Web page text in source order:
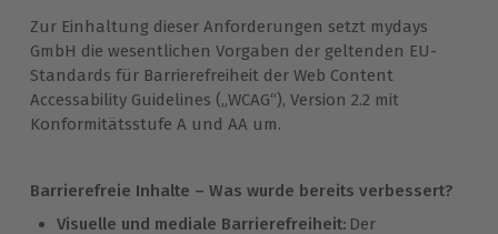
Zur Einhaltung dieser Anforderungen setzt mydays
GmbH die wesentlichen Vorgaben der geltenden EU-
Standards für Barrierefreiheit der Web Content
Accessability Guidelines („WCAG“), Version 2.2 mit
Konformitätsstufe A und AA um.
Barrierefreie Inhalte – Was wurde bereits verbessert?
Visuelle und mediale Barrierefreiheit: Der